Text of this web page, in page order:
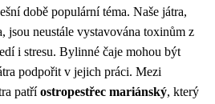
době populární téma. Naše játra,
jsou neustále vystavována toxinům z
i stresu. Bylinné čaje mohou být
podpořit v jejich práci. Mezi
patří ostropestřec mariánský, který